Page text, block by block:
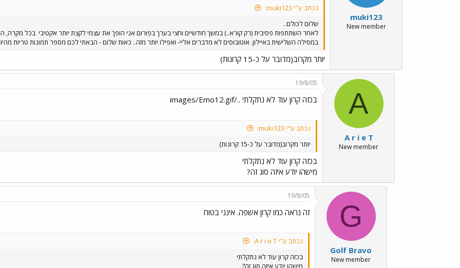
muki123
New member
נכתב ע"י muki123:
שלום לכולם..
לאחר השתתפות פסיבית (רק קורא..) במשך חודשיים וחצי בערך בפורום אני הופך את עצמי לקצת יותר אקטיבי בכל מקרה,
במסילה השלישית באיילון. אוטובוסים לא מדברים אליי- ואפילו יותר מזה.. כאות שלום - הבאתי לכם מספר תמונות טריות
יותר מקרוב(מדובר על כ-15 קרונות)
A
A r i e T
New member
19/8/05
בכזה קרון עוד לא נתקלתי ../images/Emo12.gif
נכתב ע"י muki123:
יותר מקרוב(מדובר על כ-15 קרונות)
בכזה קרון עוד לא נתקלתי
מישהו יודע איזה סוג זה?
G
Golf Bravo
New member
19/8/05
זה נראה כמו קרון אשפה. אינני בטוח
נכתב ע"י A r i e T:
בכזה קרון עוד לא נתקלתי
מישהו יודע איזה סוג זה?